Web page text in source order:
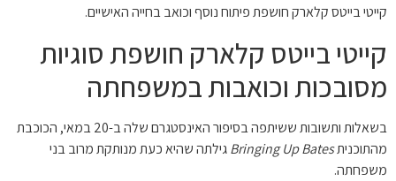
קייטי בייטס קלארק חושפת פיתוח נוסף וכואב בחייה האישיים.
קייטי בייטס קלארק חושפת סוגיות
מסובכות וכואבות במשפחתה
בשאלות ותשובות ששיתפה בסיפור האינסטגרם שלה ב-20 במאי, הכוכבת
מהתוכניתBringing Up Batesגילתה שהיא כעת מנותקת מרוב בני
משפחתה.